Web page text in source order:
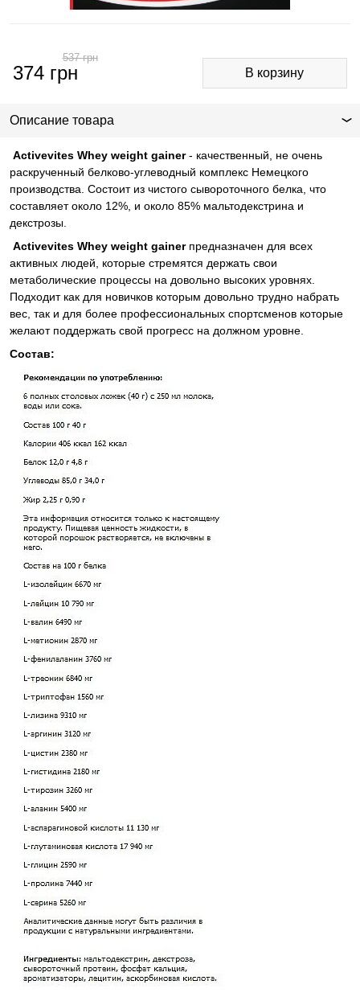
374 грн
537грн
Описание товара
Activevites Whey weight gainer- качественный, не очень
раскрученный белково-углеводный комплекс Немецкого
производства. Состоит из чистого сывороточного белка, что
составляет около 12%, и около 85% мальтодекстрина и
декстрозы.
Activevites Whey weight gainerпредназначен для всех
активных людей, которые стремятся держать свои
метаболические процессы на довольно высоких уровнях.
Подходит как для новичков которым довольно трудно набрать
вес, так и для более профессиональных спортсменов которые
желают поддержать свой прогресс на должном уровне.
Состав: